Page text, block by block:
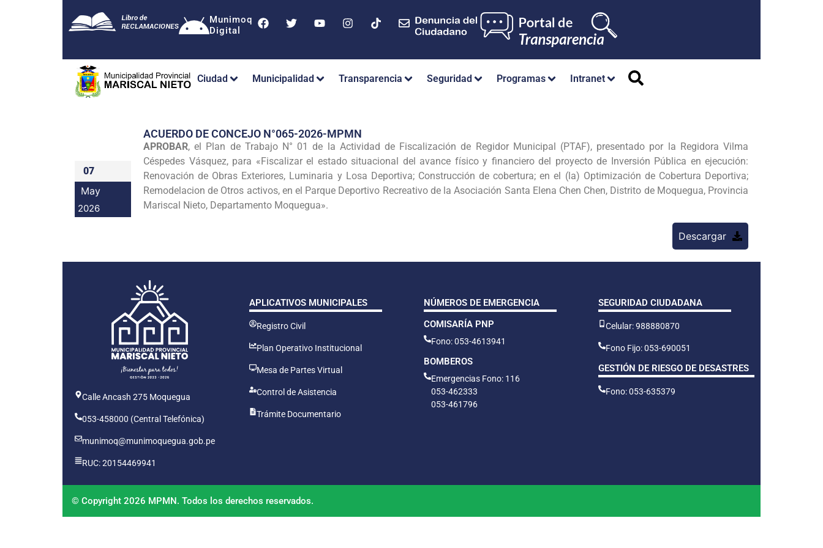
Munimoq
Digital
Ciudad Municipalidad Transparencia Seguridad Programas Intranet
07
May
2026
ACUERDO DE CONCEJO N°065-2026-MPMN
APROBAR, el Plan de Trabajo N° 01 de la Actividad de Fiscalización de Regidor Municipal (PTAF), presentado por la Regidora Vilma
Céspedes Vásquez, para «Fiscalizar el estado situacional del avance físico y financiero del proyecto de Inversión Pública en ejecución:
Renovación de Obras Exteriores, Luminaria y Losa Deportiva; Construcción de cobertura; en el (la) Optimización de Cobertura Deportiva;
Remodelacion de Otros activos, en el Parque Deportivo Recreativo de la Asociación Santa Elena Chen Chen, Distrito de Moquegua, Provincia
Mariscal Nieto, Departamento Moquegua».
Descargar
Calle Ancash 275 Moquegua
053-458000 (Central Telefónica)
munimoq@munimoquegua.gob.pe
RUC: 20154469941
APLICATIVOS MUNICIPALES
Registro Civil
Plan Operativo Institucional
Mesa de Partes Virtual
Control de Asistencia
Trámite Documentario
NÚMEROS DE EMERGENCIA
COMISARÍA PNP
Fono: 053-4613941
BOMBEROS
Emergencias Fono: 116
053-462333
053-461796
SEGURIDAD CIUDADANA
Celular: 988880870
Fono Fijo: 053-690051
GESTIÓN DE RIESGO DE DESASTRES
Fono: 053-635379
© Copyright 2026 MPMN. Todos los derechos reservados.